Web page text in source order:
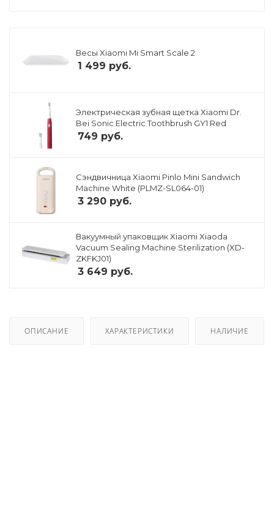
Весы Xiaomi Mi Smart Scale 2
1 499 руб.
Электрическая зубная щетка Xiaomi Dr.
Bei Sonic Electric Toothbrush GY1 Red
749 руб.
Сэндвичница Xiaomi Pinlo Mini Sandwich
Machine White (PLMZ-SL064-01)
3 290 руб.
Вакуумный упаковщик Xiaomi Xiaoda
Vacuum Sealing Machine Sterilization (XD-
ZKFKJ01)
3 649 руб.
ОПИСАНИЕ ХАРАКТЕРИСТИКИ НАЛИЧИЕ